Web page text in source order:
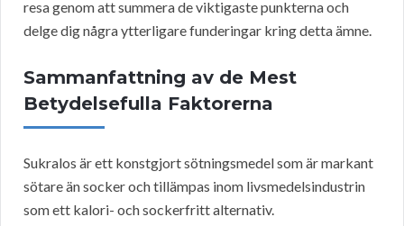
resa genom att summera de viktigaste punkterna och
delge dig några ytterligare funderingar kring detta ämne.
Sammanfattning av de Mest
Betydelsefulla Faktorerna
Sukralos är ett konstgjort sötningsmedel som är markant
sötare än socker och tillämpas inom livsmedelsindustrin
som ett kalori- och sockerfritt alternativ.